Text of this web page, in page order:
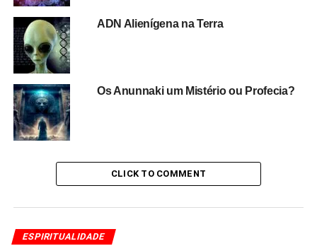
ADN Alienígena na Terra
Os Anunnaki um Mistério ou Profecia?
CLICK TO COMMENT
ESPIRITUALIDADE